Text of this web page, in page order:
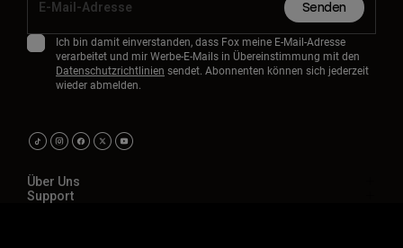
Senden
Ich bin damit einverstanden, dass Fox meine E-Mail-Adresse
verarbeitet und mir Werbe-E-Mails in Übereinstimmung mit den
Datenschutzrichtlinien sendet. Abonnenten können sich jederzeit
wieder abmelden.
Über Uns
Support